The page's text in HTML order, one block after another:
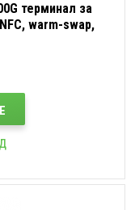
терминал за
warm-swap,